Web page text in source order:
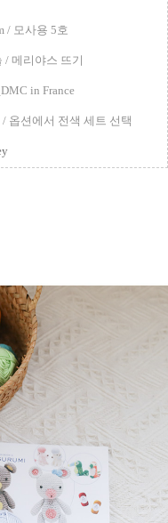
/ 모사용 5호
/ 메리야스 뜨기
in France
/ 옵션에서 전색 세트 선택